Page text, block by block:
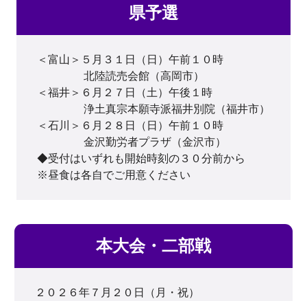
県予選
＜富山＞５月３１日（日）午前１０時
北陸読売会館（高岡市）
＜福井＞６月２７日（土）午後１時
浄土真宗本願寺派福井別院（福井市）
＜石川＞６月２８日（日）午前１０時
金沢勤労者プラザ（金沢市）
◆受付はいずれも開始時刻の３０分前から
※昼食は各自でご用意ください
本大会・二部戦
２０２６年７月２０日（月・祝）